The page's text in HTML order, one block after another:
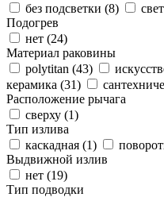
без подсветки (8)
Подогрев
нет (24)
Материал раковины
polytitan (43)
керамика (31)
Расположение рычага
сверху (1)
Тип излива
каскадная (1)
Выдвижной излив
нет (19)
Тип подводки